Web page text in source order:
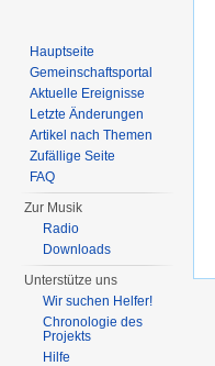
Hauptseite
Gemeinschaftsportal
Aktuelle Ereignisse
Letzte Änderungen
Artikel nach Themen
Zufällige Seite
FAQ
Zur Musik
Radio
Downloads
Unterstütze uns
Wir suchen Helfer!
Chronologie des
Projekts
Hilfe